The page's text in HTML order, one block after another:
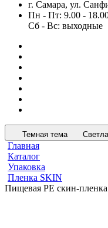
г. Самара, ул.
Пн - Пт: 9.00 -
Сб - Вс: выходные
Темная тема
Главная
Каталог
Упаковка
Пленка SKIN
Пищевая PE скин-